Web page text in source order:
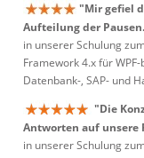
"Mir gefiel
Aufteilung der
in unserer Schulung
Framework 4.x für
Datenbank-, SAP- und
"Die
Antworten auf unsere
in unserer Schulung